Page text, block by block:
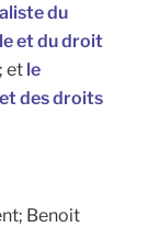
du
et du droit
; et le
des droits
Benoit